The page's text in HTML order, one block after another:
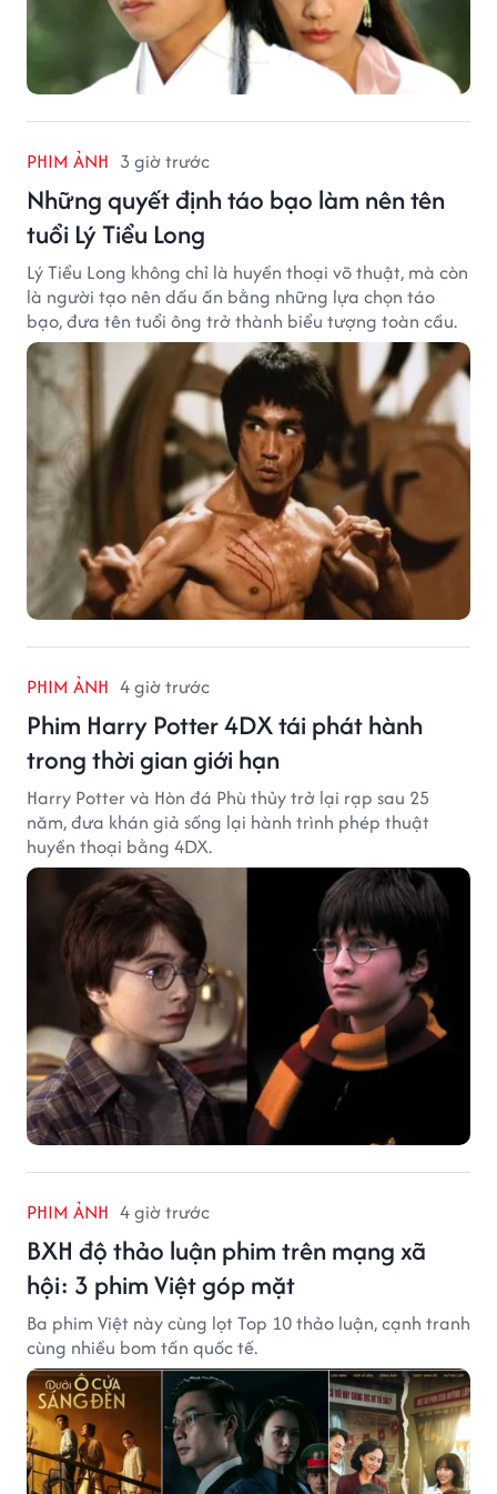
PHIM ẢNH 3 giờ trước
Những quyết định táo bạo làm nên tên
tuổi Lý Tiểu Long
Lý Tiểu Long không chỉ là huyền thoại võ thuật, mà còn
là người tạo nên dấu ấn bằng những lựa chọn táo
bạo, đưa tên tuổi ông trở thành biểu tượng toàn cầu.
PHIM ẢNH 4 giờ trước
Phim Harry Potter 4DX tái phát hành
trong thời gian giới hạn
Harry Potter và Hòn đá Phù thủy trở lại rạp sau 25
năm, đưa khán giả sống lại hành trình phép thuật
huyền thoại bằng 4DX.
PHIM ẢNH 4 giờ trước
BXH độ thảo luận phim trên mạng xã
hội: 3 phim Việt góp mặt
Ba phim Việt này cùng lọt Top 10 thảo luận, cạnh tranh
cùng nhiều bom tấn quốc tế.